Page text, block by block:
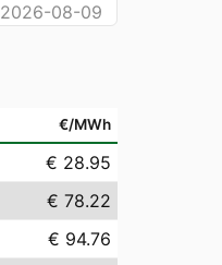
2026-08-09
€/MWh
€ 28.95
€ 78.22
€ 94.76